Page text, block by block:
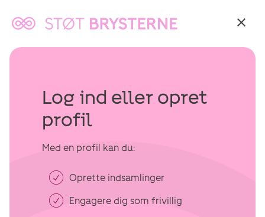
Tilbage
Støt
Log ind eller opret
profil
Med en profil kan du:
Oprette indsamlinger
Engagere dig som frivillig